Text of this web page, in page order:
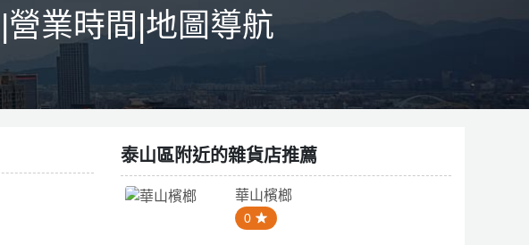
業時間|地圖導航
泰山區附近的雜貨店推薦
華山檳榔
0